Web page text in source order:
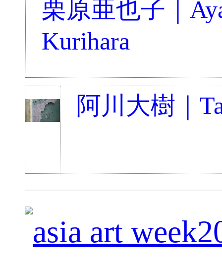
栗原亜也子｜
Kurihara
阿川大樹｜